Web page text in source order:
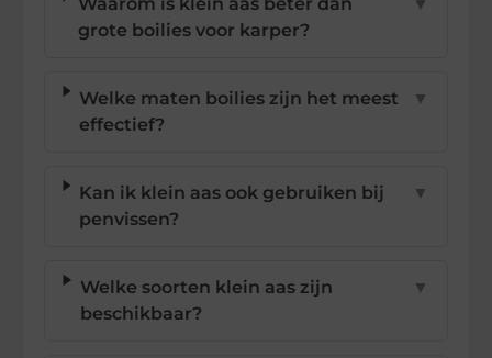
grote boilies voor karper?
Welke maten boilies zijn het meest
effectief?
▼
Kan ik klein aas ook gebruiken bij
penvissen?
▼
Welke soorten klein aas zijn
beschikbaar?
▼